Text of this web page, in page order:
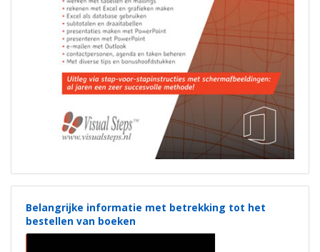
Belangrijke informatie met betrekking tot het
bestellen van boeken